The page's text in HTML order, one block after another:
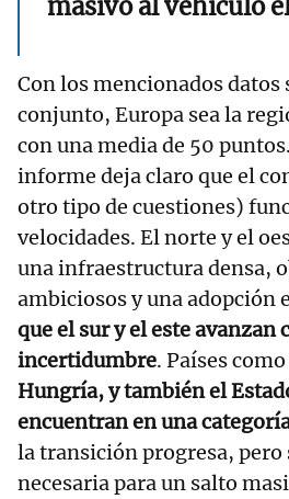
masivo al vehículo
Con los mencionados datos
conjunto, Europa sea la
con una media de 50
informe deja claro que el
otro tipo de cuestiones)
velocidades. El norte y el
una infraestructura densa,
ambiciosos y una adopción
que el sur y el este avanzan
incertidumbre. Países como
Hungría, y también el
encuentran en una
la transición progresa, pero
necesaria para un salto